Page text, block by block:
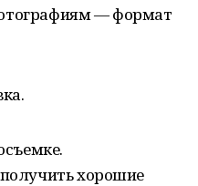
— формат
хорошие